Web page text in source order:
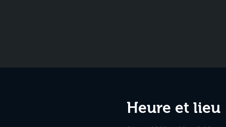
Heure et lieu